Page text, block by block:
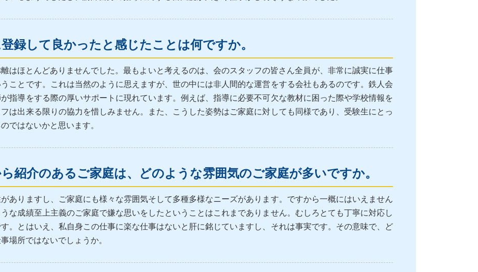
録して良かったと感じたことは何ですか。
はほとんどありませんでした。最もよいと考えるのは、会のスタッフの皆さん全員が、非常に誠実に仕事
ことです。これは当然のように思えますが、世の中には非人間的な運営をする会社もあるのです。鉄人会
指導をする際の厚いサポートに現れています。例えば、指導に必要不可欠な教材に困った際や学校情報を
は出来る限りの協力を惜しみません。また、こうした姿勢はご家庭に対しても同様であり、受験生にとっ
ではないかと思います。
紹介のあるご家庭は、どのような雰囲気のご家庭が多いですか。
ありますし、ご家庭にも様々な雰囲気そして多種多様なニーズがあります。ですから一概にはいえません
な成績至上主義のご家庭で嫌な思いをしたということはこれまでありません。むしろとても丁寧に対応し
。とはいえ、私自身この仕事に楽な仕事はないと肝に銘じていますし、それは事実です。その意味で、ど
場所ではないでしょうか。